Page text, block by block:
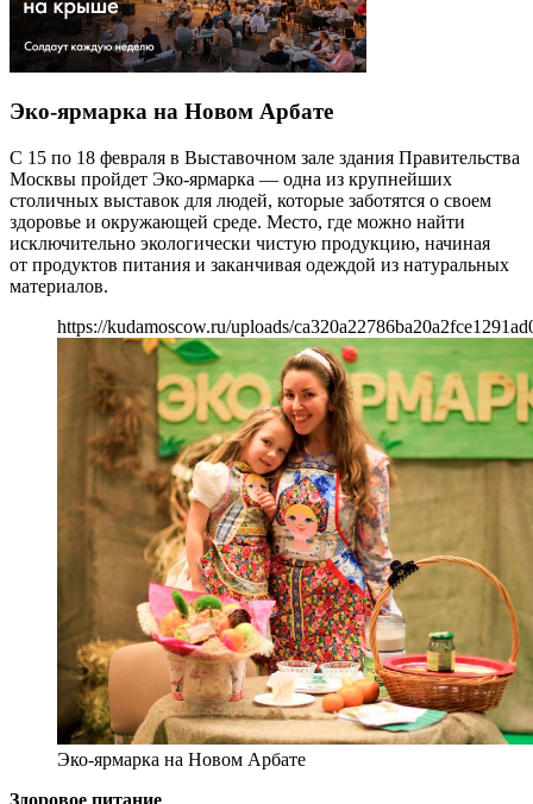
Эко-ярмарка на Новом Арбате
С 15 по 18 февраля в Выставочном зале здания Правительства
Москвы пройдет Эко-ярмарка — одна из крупнейших
столичных выставок для людей, которые заботятся о своем
здоровье и окружающей среде. Место, где можно найти
исключительно экологически чистую продукцию, начиная
от продуктов питания и заканчивая одеждой из натуральных
материалов.
https://kudamoscow.ru/uploads/
Эко-ярмарка на Новом Арбате
Здоровое питание